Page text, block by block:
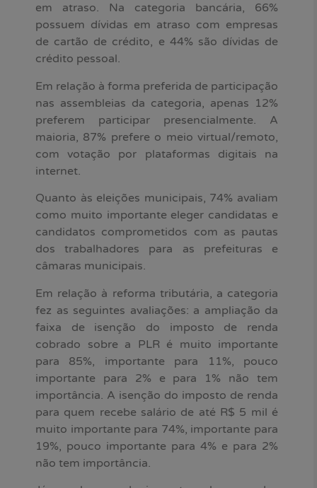
em atraso. Na categoria bancária, 66%
possuem dívidas em atraso com empresas
de cartão de crédito, e 44% são dívidas de
crédito pessoal.
Em relação à forma preferida de participação
nas assembleias da categoria, apenas 12%
preferem participar presencialmente. A
maioria, 87% prefere o meio virtual/remoto,
com votação por plataformas digitais na
internet.
Quanto às eleições municipais, 74% avaliam
como muito importante eleger candidatas e
candidatos comprometidos com as pautas
dos trabalhadores para as prefeituras e
câmaras municipais.
Em relação à reforma tributária, a categoria
fez as seguintes avaliações: a ampliação da
faixa de isenção do imposto de renda
cobrado sobre a PLR é muito importante
para 85%, importante para 11%, pouco
importante para 2% e para 1% não tem
importância. A isenção do imposto de renda
para quem recebe salário de até R$ 5 mil é
muito importante para 74%, importante para
19%, pouco importante para 4% e para 2%
não tem importância.